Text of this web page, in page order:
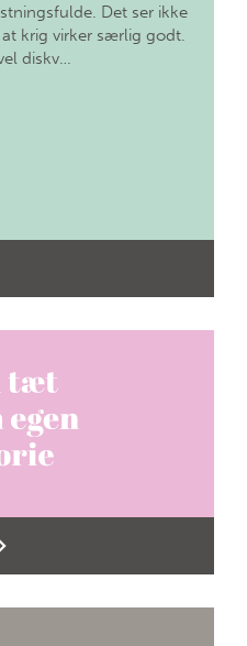
Det ser ikke
krig virker særlig godt.
diskv…